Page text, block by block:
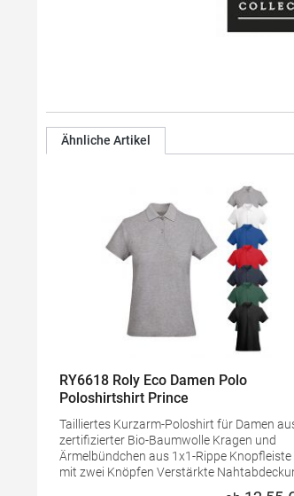
Ähnliche Artikel
RY6618 Roly Eco Damen Polo
Poloshirtshirt Prince
Tailliertes Kurzarm-Poloshirt für Damen
zertifizierter Bio-Baumwolle Kragen und
Ärmelbündchen aus 1x1-Rippe Knopfleiste
mit zwei Knöpfen Verstärkte Nahtabdeckung